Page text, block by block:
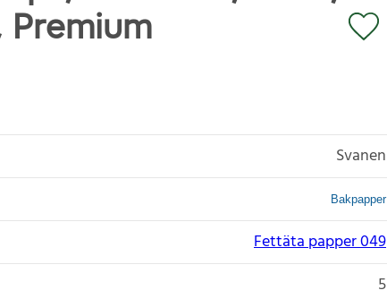
Svanen
Bakpapper
Fettäta papper 049
5